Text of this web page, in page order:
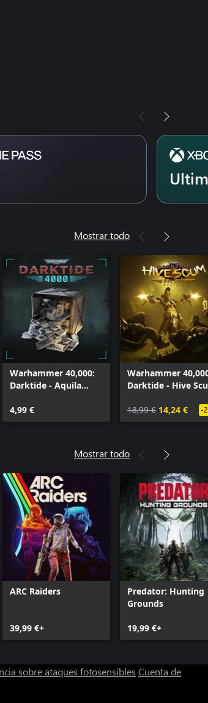
Mostrar todo
Warhammer 40,000:
Darktide - Aquila
4,99 €
Warhammer
Darktide - Hive
18,99 € 14,24 € -
Mostrar todo
ARC Raiders
39,99 €+
Predator: Hunting
Grounds
19,99 €+
sobre ataques fotosensibles Cuenta de